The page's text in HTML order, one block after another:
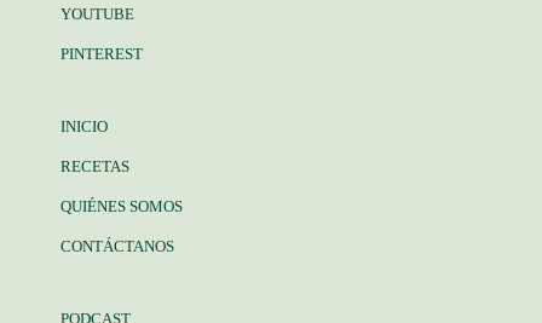
YOUTUBE
PINTEREST
INICIO
RECETAS
QUIÉNES SOMOS
CONTÁCTANOS
PODCAST